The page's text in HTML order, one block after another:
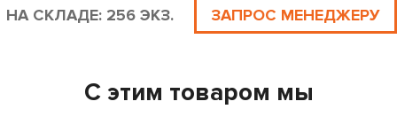
ЗАПРОС МЕНЕДЖЕРУ
НА СКЛАДЕ: 256 ЭКЗ.
С этим товаром мы